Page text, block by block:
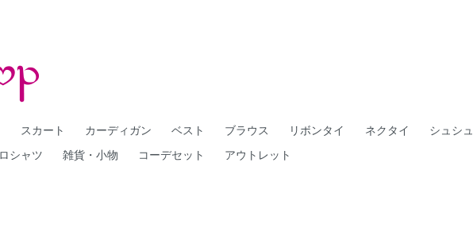
スカート カーディガン ベスト ブラウス リボンタイ ネクタイ シュシュ
シャツ
雑貨・小物 コーデセット アウトレット